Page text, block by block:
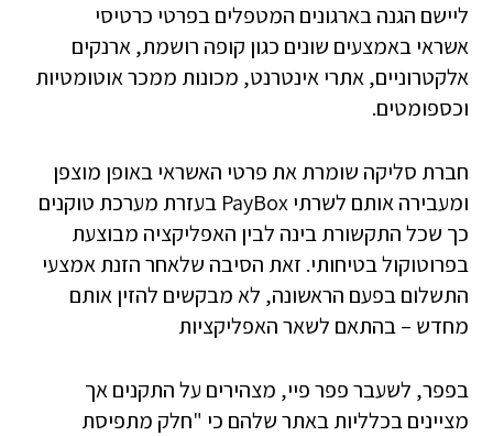
ליישם הגנה בארגונים המטפלים בפרטי כרטיסי
אשראי באמצעים שונים כגון קופה רושמת, ארנקים
אלקטרוניים, אתרי אינטרנט, מכונות ממכר אוטומטיות
וכספומטים.
חברת סליקה שומרת את פרטי האשראי באופן מוצפן
ומעבירה אותם לשרתי PayBox בעזרת מערכת טוקנים
כך שכל התקשורת בינה לבין האפליקציה מבוצעת
בפרוטוקול בטיחותי. זאת הסיבה שלאחר הזנת אמצעי
התשלום בפעם הראשונה, לא מבקשים להזין אותם
מחדש – בהתאם לשאר האפליקציות
בפפר, לשעבר פפר פיי, מצהירים על התקנים אך
מציינים בכלליות באתר שלהם כי "חלק מתפיסת